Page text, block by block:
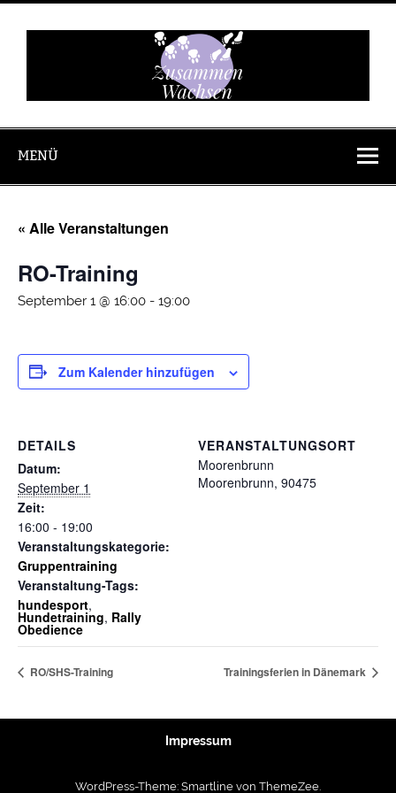
Zum
springen
Wachsen
MENÜ
« Alle Veranstaltungen
RO-Training
September 1 @ 16:00 - 19:00
Zum Kalender hinzufügen
DETAILS
Datum:
September 1
Zeit:
16:00 - 19:00
Veranstaltungskategorie:
Gruppentraining
Veranstaltung-Tags:
hundesport,
Hundetraining, Rally
Obedience
VERANSTALTUNGSORT
Moorenbrunn
Moorenbrunn, 90475
RO/SHS-Training Trainingsferien in Dänemark
Impressum
WordPress-Theme: Smartline von ThemeZee.